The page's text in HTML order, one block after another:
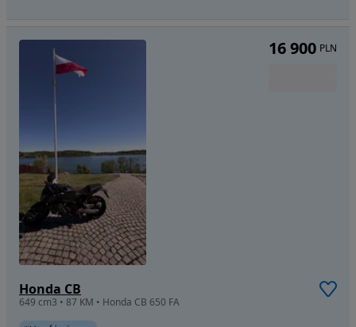
Honda CB
649 cm3 • 87 KM • Honda CB 650 FA
16 900 PLN